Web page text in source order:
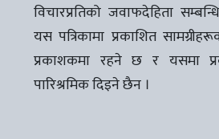
विचारप्रतिको जवाफदेहिता
यस पत्रिकामा प्रकाशित
प्रकाशकमा रहने छ र यसमा
पारिश्रमिक दिइने छैन ।